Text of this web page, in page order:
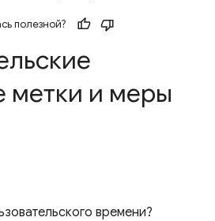
полезной?
метки и меры
времени?